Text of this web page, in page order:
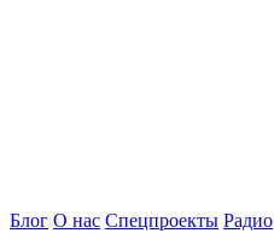
Блог О нас Спецпроекты Радио